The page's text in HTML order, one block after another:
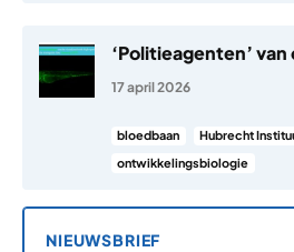
‘Politieagenten’
17 april 2026
bloedbaan Hubrecht
ontwikkelingsbiologie
NIEUWSBRIEF